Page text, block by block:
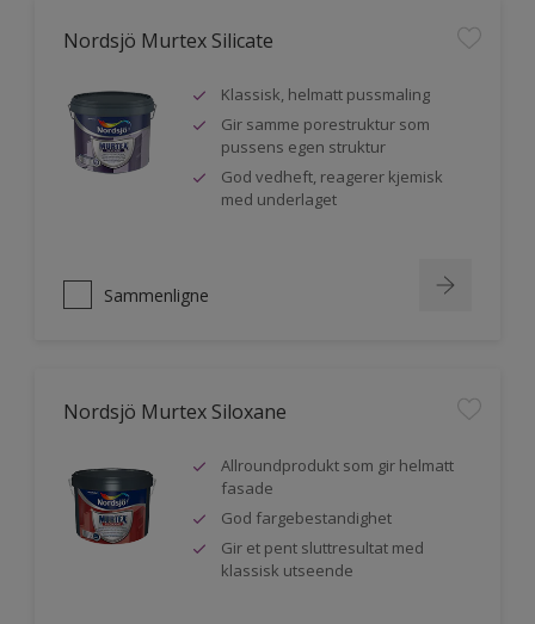
Nordsjö Murtex Silicate
Klassisk, helmatt pussmaling
Gir samme porestruktur som
pussens egen struktur
God vedheft, reagerer kjemisk
med underlaget
Sammenligne
Nordsjö Murtex Siloxane
Allroundprodukt som gir helmatt
fasade
God fargebestandighet
Gir et pent sluttresultat med
klassisk utseende